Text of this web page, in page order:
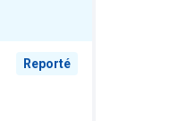
Reporté